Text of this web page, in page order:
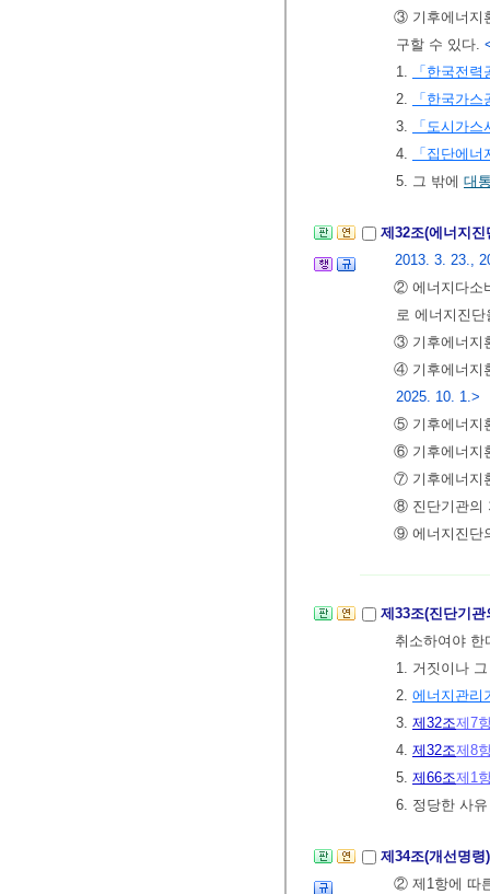
③ 기후에너지
구할 수 있다.
1.
「한국전
2.
「한국가
3.
「도시가
4.
「집단에
5. 그 밖에 대
제32조(에너지
2013. 3. 23.,
② 에너지다소
로 에너지진
③ 기후에너지
④ 기후에너지
2025. 10. 1.>
⑤ 기후에너지
⑥ 기후에너지
⑦ 기후에너지
⑧ 진단기관의
⑨ 에너지진단
제33조(진단기
취소하여야
1. 거짓이나
2. 에너지관리
3. 제32조제7
4. 제32조제8
5. 제66조제1
6. 정당한 사
제34조(개선명
② 제1항에 따